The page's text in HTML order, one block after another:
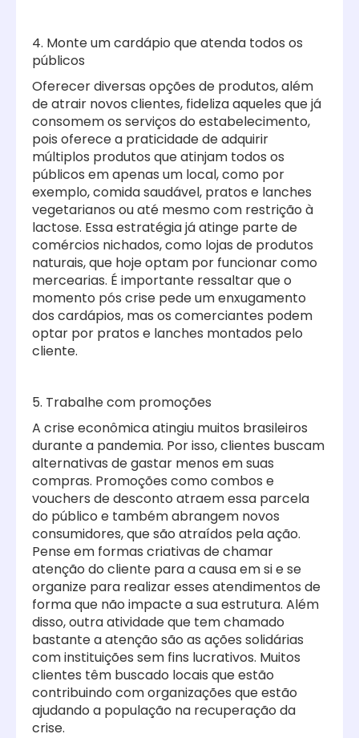
4. Monte um cardápio que atenda todos os
públicos
Oferecer diversas opções de produtos, além
de atrair novos clientes, fideliza aqueles que já
consomem os serviços do estabelecimento,
pois oferece a praticidade de adquirir
múltiplos produtos que atinjam todos os
públicos em apenas um local, como por
exemplo, comida saudável, pratos e lanches
vegetarianos ou até mesmo com restrição à
lactose. Essa estratégia já atinge parte de
comércios nichados, como lojas de produtos
naturais, que hoje optam por funcionar como
mercearias. É importante ressaltar que o
momento pós crise pede um enxugamento
dos cardápios, mas os comerciantes podem
optar por pratos e lanches montados pelo
cliente.
5. Trabalhe com promoções
A crise econômica atingiu muitos brasileiros
durante a pandemia. Por isso, clientes buscam
alternativas de gastar menos em suas
compras. Promoções como combos e
vouchers de desconto atraem essa parcela
do público e também abrangem novos
consumidores, que são atraídos pela ação.
Pense em formas criativas de chamar
atenção do cliente para a causa em si e se
organize para realizar esses atendimentos de
forma que não impacte a sua estrutura. Além
disso, outra atividade que tem chamado
bastante a atenção são as ações solidárias
com instituições sem fins lucrativos. Muitos
clientes têm buscado locais que estão
contribuindo com organizações que estão
ajudando a população na recuperação da
crise.